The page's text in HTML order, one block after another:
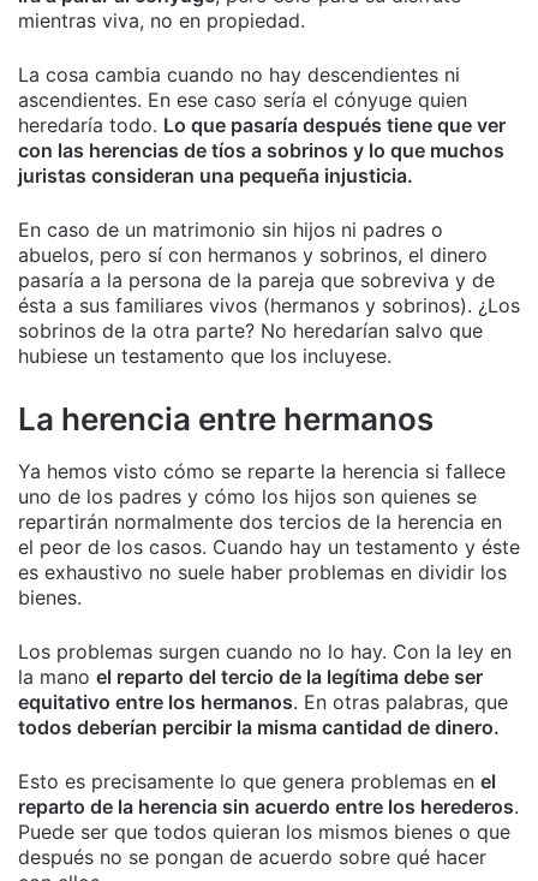
mientras viva, no en propiedad.
La cosa cambia cuando no hay descendientes ni
ascendientes. En ese caso sería el cónyuge quien
heredaría todo. Lo que pasaría después tiene que ver
con las herencias de tíos a sobrinos y lo que muchos
juristas consideran una pequeña injusticia.
En caso de un matrimonio sin hijos ni padres o
abuelos, pero sí con hermanos y sobrinos, el dinero
pasaría a la persona de la pareja que sobreviva y de
ésta a sus familiares vivos (hermanos y sobrinos). ¿Los
sobrinos de la otra parte? No heredarían salvo que
hubiese un testamento que los incluyese.
La herencia entre hermanos
Ya hemos visto cómo se reparte la herencia si fallece
uno de los padres y cómo los hijos son quienes se
repartirán normalmente dos tercios de la herencia en
el peor de los casos. Cuando hay un testamento y éste
es exhaustivo no suele haber problemas en dividir los
bienes.
Los problemas surgen cuando no lo hay. Con la ley en
la mano el reparto del tercio de la legítima debe ser
equitativo entre los hermanos. En otras palabras, que
todos deberían percibir la misma cantidad de dinero.
Esto es precisamente lo que genera problemas en el
reparto de la herencia sin acuerdo entre los herederos.
Puede ser que todos quieran los mismos bienes o que
después no se pongan de acuerdo sobre qué hacer